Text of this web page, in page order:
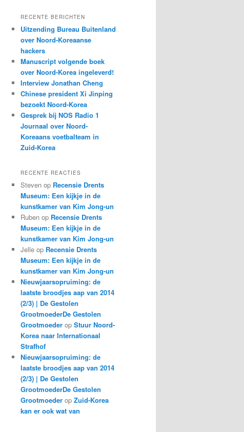
k
n
RECENTE BERICHTEN
Uitzending Bureau Buitenland
over Noord-Koreaanse
hackers
Manuscript volgende boek
over Noord-Korea ingeleverd!
Interview Jonathan Cheng
Chinese president Xi Jinping
bezoekt Noord-Korea
Gesprek bij NOS Radio 1
Journaal over Noord-
Koreaans voetbalteam in
Zuid-Korea
RECENTE REACTIES
Steven op Recensie Drents
Museum: Een kijkje in de
kunstkamer van Kim Jong-un
Ruben op Recensie Drents
Museum: Een kijkje in de
kunstkamer van Kim Jong-un
Jelle op Recensie Drents
Museum: Een kijkje in de
kunstkamer van Kim Jong-un
Nieuwjaarsopruiming: de
laatste broodjes aap van 2014
(2/3) | De Gestolen
GrootmoederDe Gestolen
Grootmoeder op Stuur Noord-
Korea naar Internationaal
Strafhof
Nieuwjaarsopruiming: de
laatste broodjes aap van 2014
(2/3) | De Gestolen
GrootmoederDe Gestolen
Grootmoeder op Zuid-Korea
kan er ook wat van